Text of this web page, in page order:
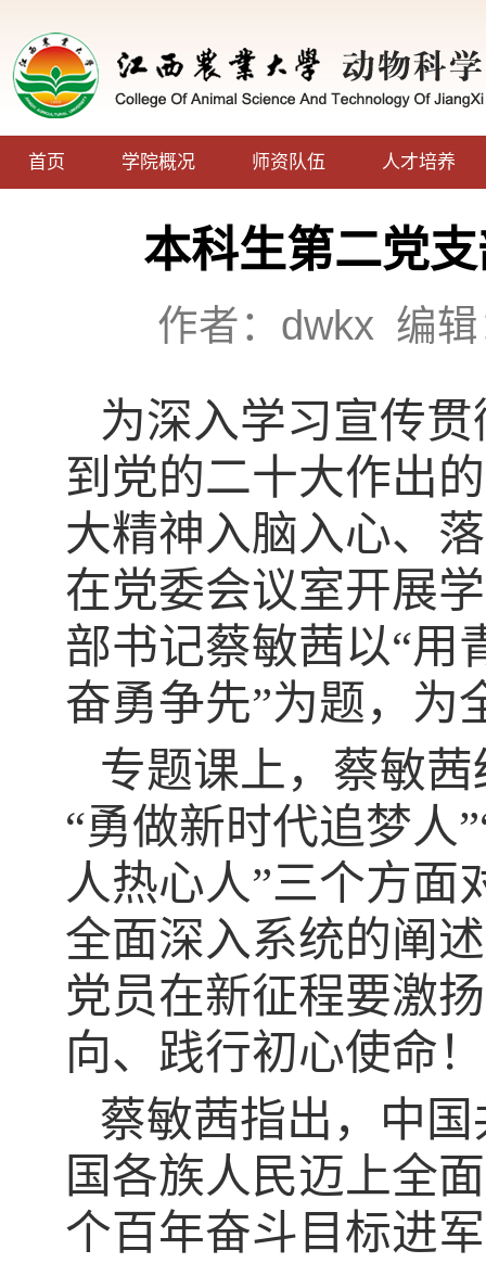
首页 学院概况 师资队伍 人才培养
本科生第二党
作者：dwkx 编
为深入学习宣传
到党的二十大作出
大精神入脑入心、
在党委会议室开展
部书记蔡敏茜以“用
奋勇争先”为题，为
专题课上，蔡敏
“勇做新时代追梦人
人热心人”三个方面
全面深入系统的阐
党员在新征程要激
向、践行初心使命！
蔡敏茜指出，中
国各族人民迈上全
个百年奋斗目标进